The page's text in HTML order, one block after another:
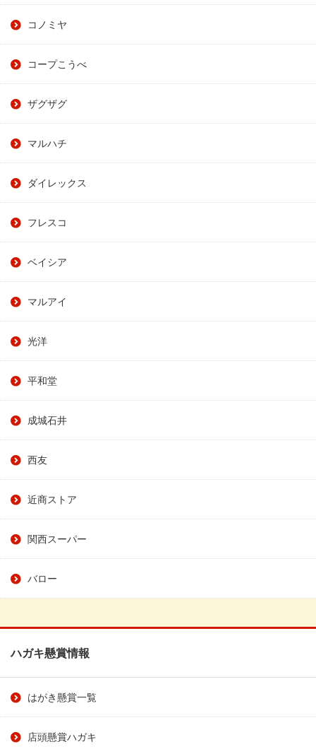
コノミヤ
コープこうべ
ザグザグ
マルハチ
ダイレックス
フレスコ
ベイシア
マルアイ
光洋
平和堂
成城石井
西友
近商ストア
関西スーパー
バロー
ハガキ懸賞情報
はがき懸賞一覧
店頭懸賞ハガキ